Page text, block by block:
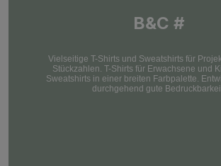
B&C #
Vielseitige T-Shirts und Sweatshirts für
Stückzahlen. T-Shirts für Erwachsene und
Sweatshirts in einer breiten Farbpalette.
durchgehend gute